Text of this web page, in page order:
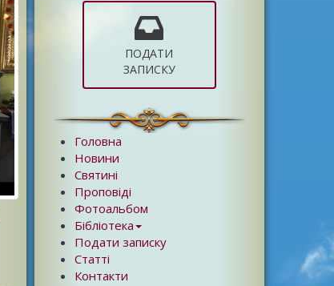
ПОДАТИ
ЗАПИСКУ
Головна
Новини
Святині
Проповіді
Фотоальбом
Бібліотека
Подати записку
Статті
Контакти